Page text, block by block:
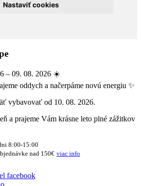
Nastaviť cookies
– 09. 08. 2026 ☀️
oddych a načerpáme novú energiu ✨
vybavovať od 10. 08. 2026.
a prajeme Vám krásne leto plné zážitkov
8:00-15:00
nad 150€ viac info